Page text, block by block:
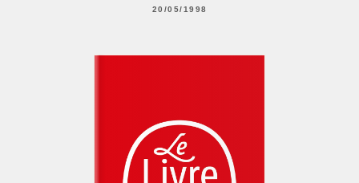
20/05/1998